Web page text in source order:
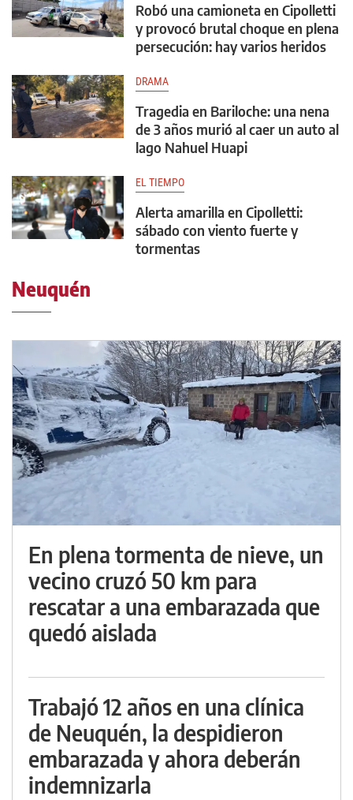
Robó una camioneta en Cipolletti
y provocó brutal choque en plena
persecución: hay varios heridos
DRAMA
Tragedia en Bariloche: una nena
de 3 años murió al caer un auto al
lago Nahuel Huapi
EL TIEMPO
Alerta amarilla en Cipolletti:
sábado con viento fuerte y
tormentas
Neuquén
En plena tormenta de nieve, un
vecino cruzó 50 km para
rescatar a una embarazada que
quedó aislada
Trabajó 12 años en una clínica
de Neuquén, la despidieron
embarazada y ahora deberán
indemnizarla